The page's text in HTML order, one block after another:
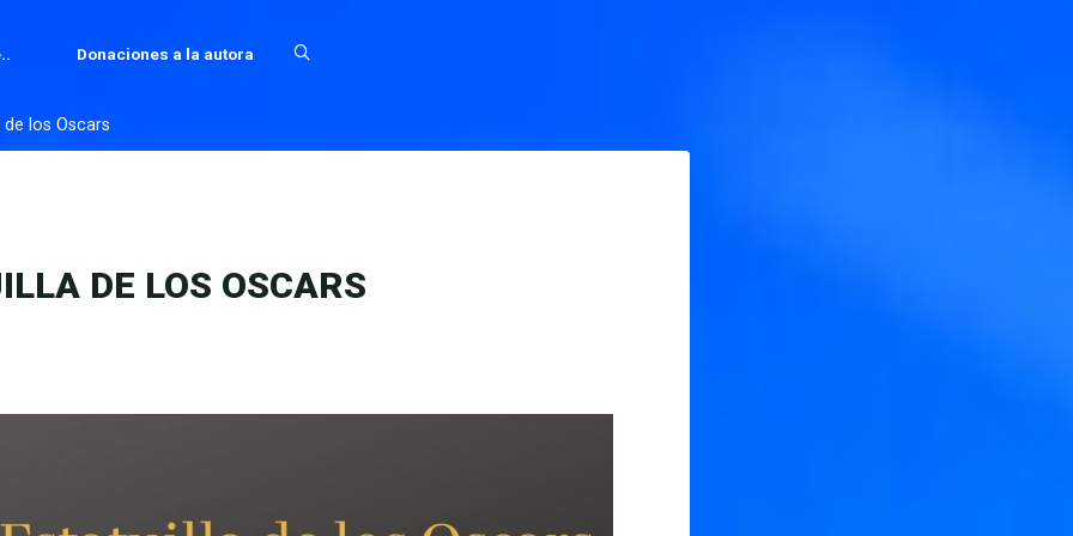
Donaciones a la autora
los Oscars
DE LOS OSCARS